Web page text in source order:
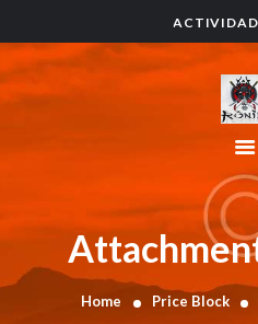
Home Price Block
HOME
ACTIVIDADES
CONTACTO
BLOG